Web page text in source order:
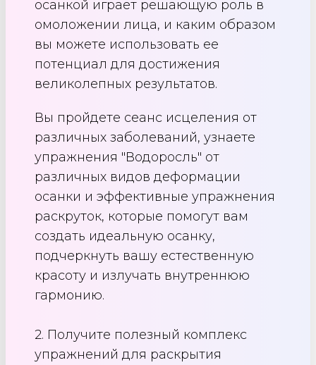
осанкой играет решающую роль в
омоложении лица, и каким образом
вы можете использовать ее
потенциал для достижения
великолепных результатов.
Вы пройдете сеанс исцеления от
различных заболеваний, узнаете
упражнения "Водоросль" от
различных видов деформации
осанки и эффективные упражнения
раскруток, которые помогут вам
создать идеальную осанку,
подчеркнуть вашу естественную
красоту и излучать внутреннюю
гармонию.
2. Получите полезный комплекс
упражнений для раскрытия